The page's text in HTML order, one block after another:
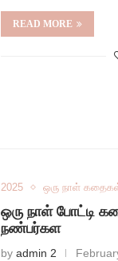
READ MORE
2025 ஒரு நாள்
ஒரு நாள் போட்டி
நண்பர்கள
by admin 2